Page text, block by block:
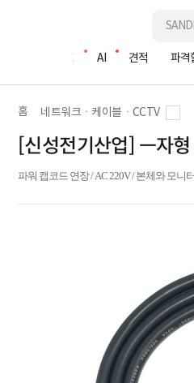
조립PC AI 견적 파격
홈 네트워크ㆍ케이블ㆍCCTV
[신성전기산업] ㅡ자
파워 캡코드 연장 / AC 220V / 본체와 모니